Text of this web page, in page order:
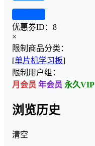
优惠劵ID： 8
×
限制商品分类：
[单片机学习板]
限制用户组：
月会员 年会员 永久VIP
浏览历史
清空